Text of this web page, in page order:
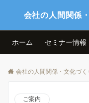
会社の人間関係
ホーム セミナー情報
会社の人間関係・文化づ
ご案内